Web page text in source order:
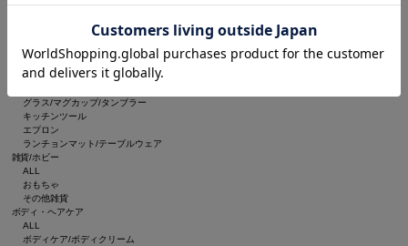
ルームフレグランス/お香
収納グッズ
食器/キッチン
ALL
グラス/マグカップ/タンブラー
キッチンツール
エプロン
ランチョンマット/テーブルウェア
雑貨/ホビー
ALL
おもちゃ
その他雑貨
ボディ・ヘアケア
ALL
ボディケア/ボディクリーム